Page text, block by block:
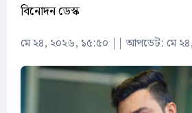
বিনোদন ডেস্ক
মে ২৪, ২০২৬, ১৫:৫০ ||আপডেট: মে